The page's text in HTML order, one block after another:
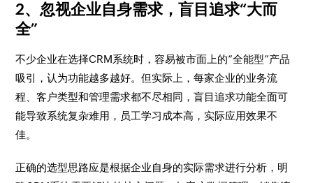
2、忽视企业自身需求，盲目追求“大而
全”
不少企业在选择CRM系统时，容易被市面上的“全能型”产品
吸引，认为功能越多越好。但实际上，每家企业的业务流
程、客户类型和管理需求都不尽相同，盲目追求功能全面可
能导致系统复杂难用，员工学习成本高，实际应用效果不
佳。
正确的选型思路应是根据企业自身的实际需求进行分析，明